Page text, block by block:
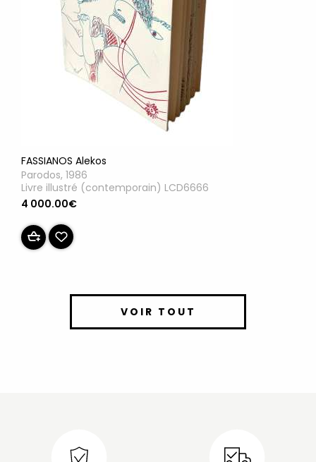
FASSIANOS Alekos
Parodos, 1986
Livre illustré (contemporain) LCD6666
4 000.00€
VOIR TOUT